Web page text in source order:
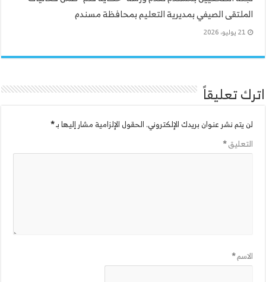
الملتقى الصيفي بمديرية التعليم بمحافظة مسندم
21 يوليو، 2026
اترك تعليقاً
لن يتم نشر عنوان بريدك الإلكتروني.الحقول الإلزامية مشار إليها بـ*
التعليق*
الاسم*